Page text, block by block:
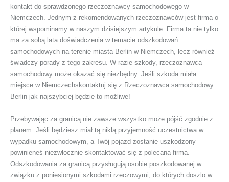
kontakt do sprawdzonego rzeczoznawcy samochodowego w
Niemczech. Jednym z rekomendowanych rzeczoznawców jest firma o
której wspominamy w naszym dzisiejszym artykule. Firma ta nie tylko
ma za sobą lata doświadczenia w temacie odszkodowań
samochodowych na terenie miasta Berlin w Niemczech, lecz również
świadczy porady z tego zakresu. W razie szkody, rzeczoznawca
samochodowy może okazać się niezbędny. Jeśli szkoda miała
miejsce w Niemczechskontaktuj się z Rzeczoznawca samochodowy
Berlin jak najszybciej będzie to możliwe!
Przebywając za granicą nie zawsze wszystko może pójść zgodnie z
planem. Jeśli będziesz miał tą nikłą przyjemność uczestnictwa w
wypadku samochodowym, a Twój pojazd zostanie uszkodzony
powinieneś niezwłocznie skontaktować się z polecaną firmą.
Odszkodowania za granicą przysługują osobie poszkodowanej w
związku z poniesionymi szkodami rzeczowymi, do których doszlo w